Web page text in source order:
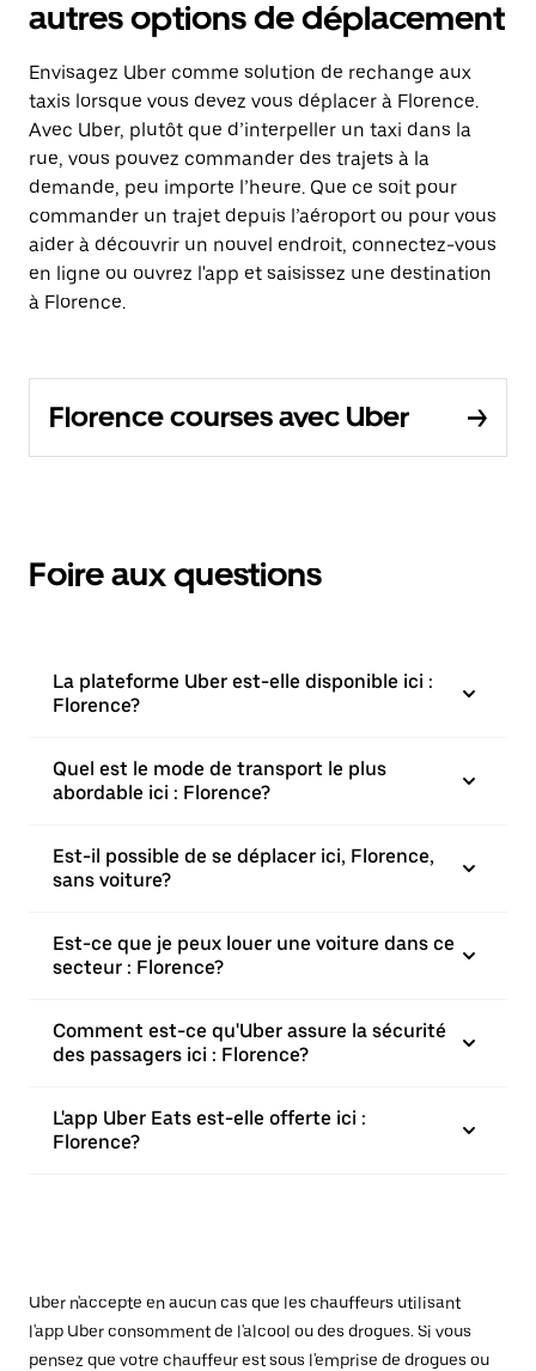
autres options de déplacement
Envisagez Uber comme solution de rechange aux
taxis lorsque vous devez vous déplacer à Florence.
Avec Uber, plutôt que d’interpeller un taxi dans la
rue, vous pouvez commander des trajets à la
demande, peu importe l’heure. Que ce soit pour
commander un trajet depuis l’aéroport ou pour vous
aider à découvrir un nouvel endroit, connectez-vous
en ligne ou ouvrez l'app et saisissez une destination
à Florence.
Florence courses avec Uber
Foire aux questions
La plateforme Uber est-elle disponible ici :
Florence?
Quel est le mode de transport le plus
abordable ici : Florence?
Est-il possible de se déplacer ici, Florence,
sans voiture?
Est-ce que je peux louer une voiture dans ce
secteur : Florence?
Comment est-ce qu'Uber assure la sécurité
des passagers ici : Florence?
L'app Uber Eats est-elle offerte ici :
Florence?
Uber n'accepte en aucun cas que les chauffeurs utilisant
l'app Uber consomment de l'alcool ou des drogues. Si vous
pensez que votre chauffeur est sous l'emprise de drogues ou